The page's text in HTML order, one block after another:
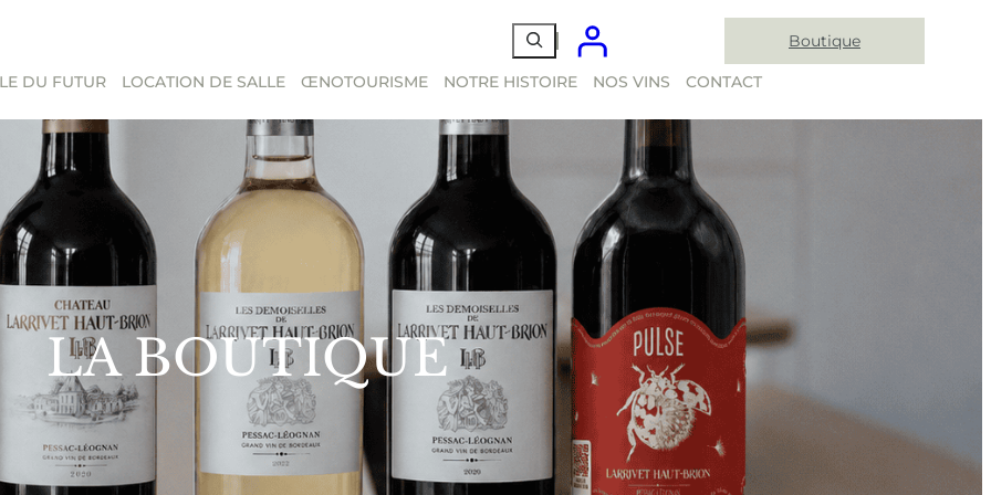
Boutique
DU FUTUR LOCATION DE SALLE ŒNOTOURISME NOTRE HISTOIRE NOS VINS CONTACT
LA BOUTIQUE